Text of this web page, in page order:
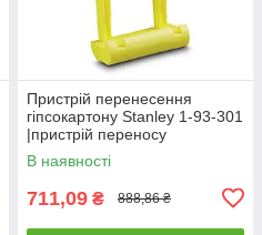
Пристрій перенесення
гіпсокартону Stanley 1-93-301
|пристрій переносу
гіпсокартону
В наявності
711,09 ₴ 888,86 ₴